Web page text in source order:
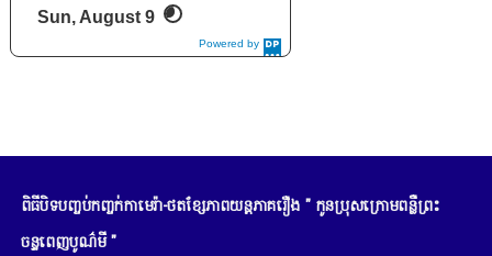
Powered by
DaysPedia.c
Sun, August 9
ពិធីបិទបញ្ចប់កញ្ចក់កាមេរ៉ា-ថតខ្សែភាពយន្តភាគរឿង " កូនប្រុសក្រោមពន្លឺព្រះ
ចន្ទពេញបូណ៌មី "